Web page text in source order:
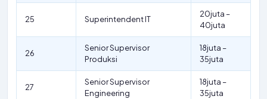
25 Superintendent IT
20juta –
40juta
26
Senior Supervisor
Produksi
18juta –
35juta
27
Senior Supervisor
Engineering
18juta –
35juta